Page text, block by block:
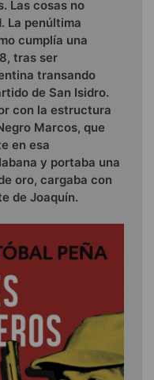
Las cosas no
La penúltima
cumplía una
tras ser
transando
de San Isidro.
con la estructura
Marcos, que
en esa
y portaba una
oro, cargaba con
de Joaquín.